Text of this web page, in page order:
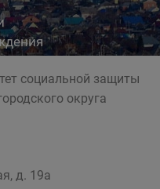
населения
социальной защиты
округа
д. 19а